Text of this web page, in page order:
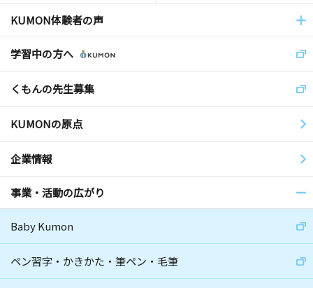
KUMON体験者の声
学習中の方へ
くもんの先生募集
KUMONの原点
企業情報
事業・活動の広がり
Baby Kumon
ペン習字・かきかた・筆ペン・毛筆